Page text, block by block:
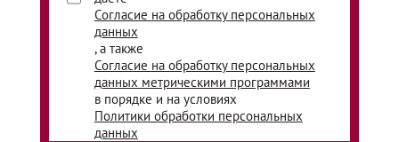
Согласие на обработку персональных
данных
, а также
Согласие на обработку персональных
данных метрическими программами
в порядке и на условиях
Политики обработки персональных
данных